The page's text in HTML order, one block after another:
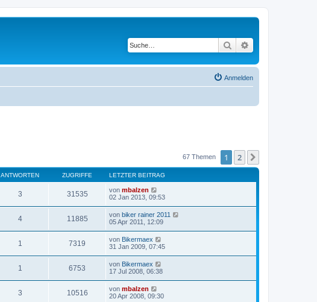
Suche
Anmelden
67 Themen 1 2
ANTWORTEN ZUGRIFFE LETZTER BEITRAG
3 31535 von mbalzen
02 Jan 2013, 09:53
4 11885 von biker rainer 2011
05 Apr 2011, 12:09
1 7319 von Bikermaex
31 Jan 2009, 07:45
1 6753 von Bikermaex
17 Jul 2008, 06:38
3 10516 von mbalzen
20 Apr 2008, 09:30